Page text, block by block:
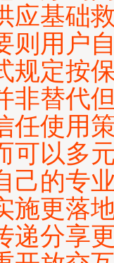
应基础
则用户
规定按
非替代
任使用
可以多
己的专
施更落
递分享